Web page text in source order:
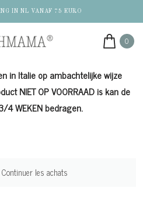
IN NL VANAF 75 EURO
0
in Italie op ambachtelijke wijze
NIET OP VOORRAAD is kan de
4 WEKEN bedragen.
Continuer les achats